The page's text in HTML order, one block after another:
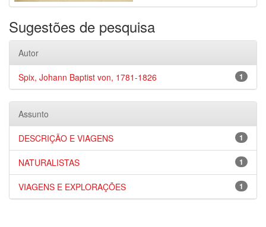
Sugestões de pesquisa
Autor
1
Spix, Johann Baptist von, 1781-1826
Assunto
1
DESCRIÇÃO E VIAGENS
1
NATURALISTAS
1
VIAGENS E EXPLORAÇÕES